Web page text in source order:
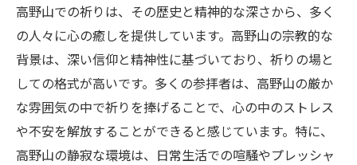
高野山での祈りは、その歴史と精神的な深さから、多く
の人々に心の癒しを提供しています。高野山の宗教的な
背景は、深い信仰と精神性に基づいており、祈りの場と
しての格式が高いです。多くの参拝者は、高野山の厳か
な雰囲気の中で祈りを捧げることで、心の中のストレス
や不安を解放することができると感じています。特に、
高野山の静寂な環境は、日常生活での喧騒やプレッシャ